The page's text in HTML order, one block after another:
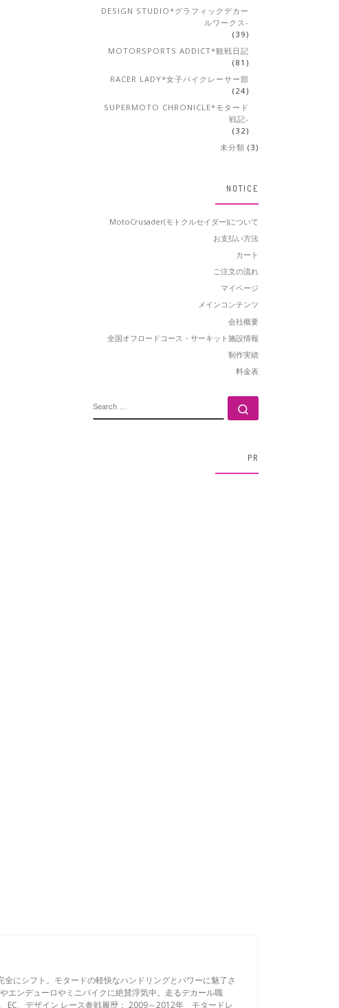
にシフト。モタードの軽快なハンドリングとパワーに魅了さ
エンデューロやミニバイクに絶賛浮気中。走るデカール職
EC、デザイン レース参戦履歴： 2009～2012年 モタードレ
DESIGN STUDIO*グラフィックデカー
ルワークス-
(39)
MOTORSPORTS ADDICT*観戦日記
(81)
RACER LADY*女子バイクレーサー部
(24)
SUPERMOTO CHRONICLE*モタード
戦記-
(32)
未分類 (3)
NOTICE
MotoCrusader(モトクルセイダー)について
お支払い方法
カート
ご注文の流れ
マイページ
メインコンテンツ
会社概要
全国オフロードコース・サーキット施設情報
制作実績
料金表
PR